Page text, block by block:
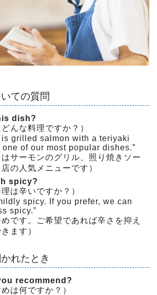
ての質問
dish?
んな料理ですか？）
grilled salmon with a teriyaki
one of our most popular dishes.”
サーモンのグリル、照り焼きソー
の人気メニューです）
spicy?
は辛いですか？）
spicy. If you prefer, we can
spicy.”
です。ご希望であれば辛さを抑え
ます）
れたとき
recommend?
は何ですか？）